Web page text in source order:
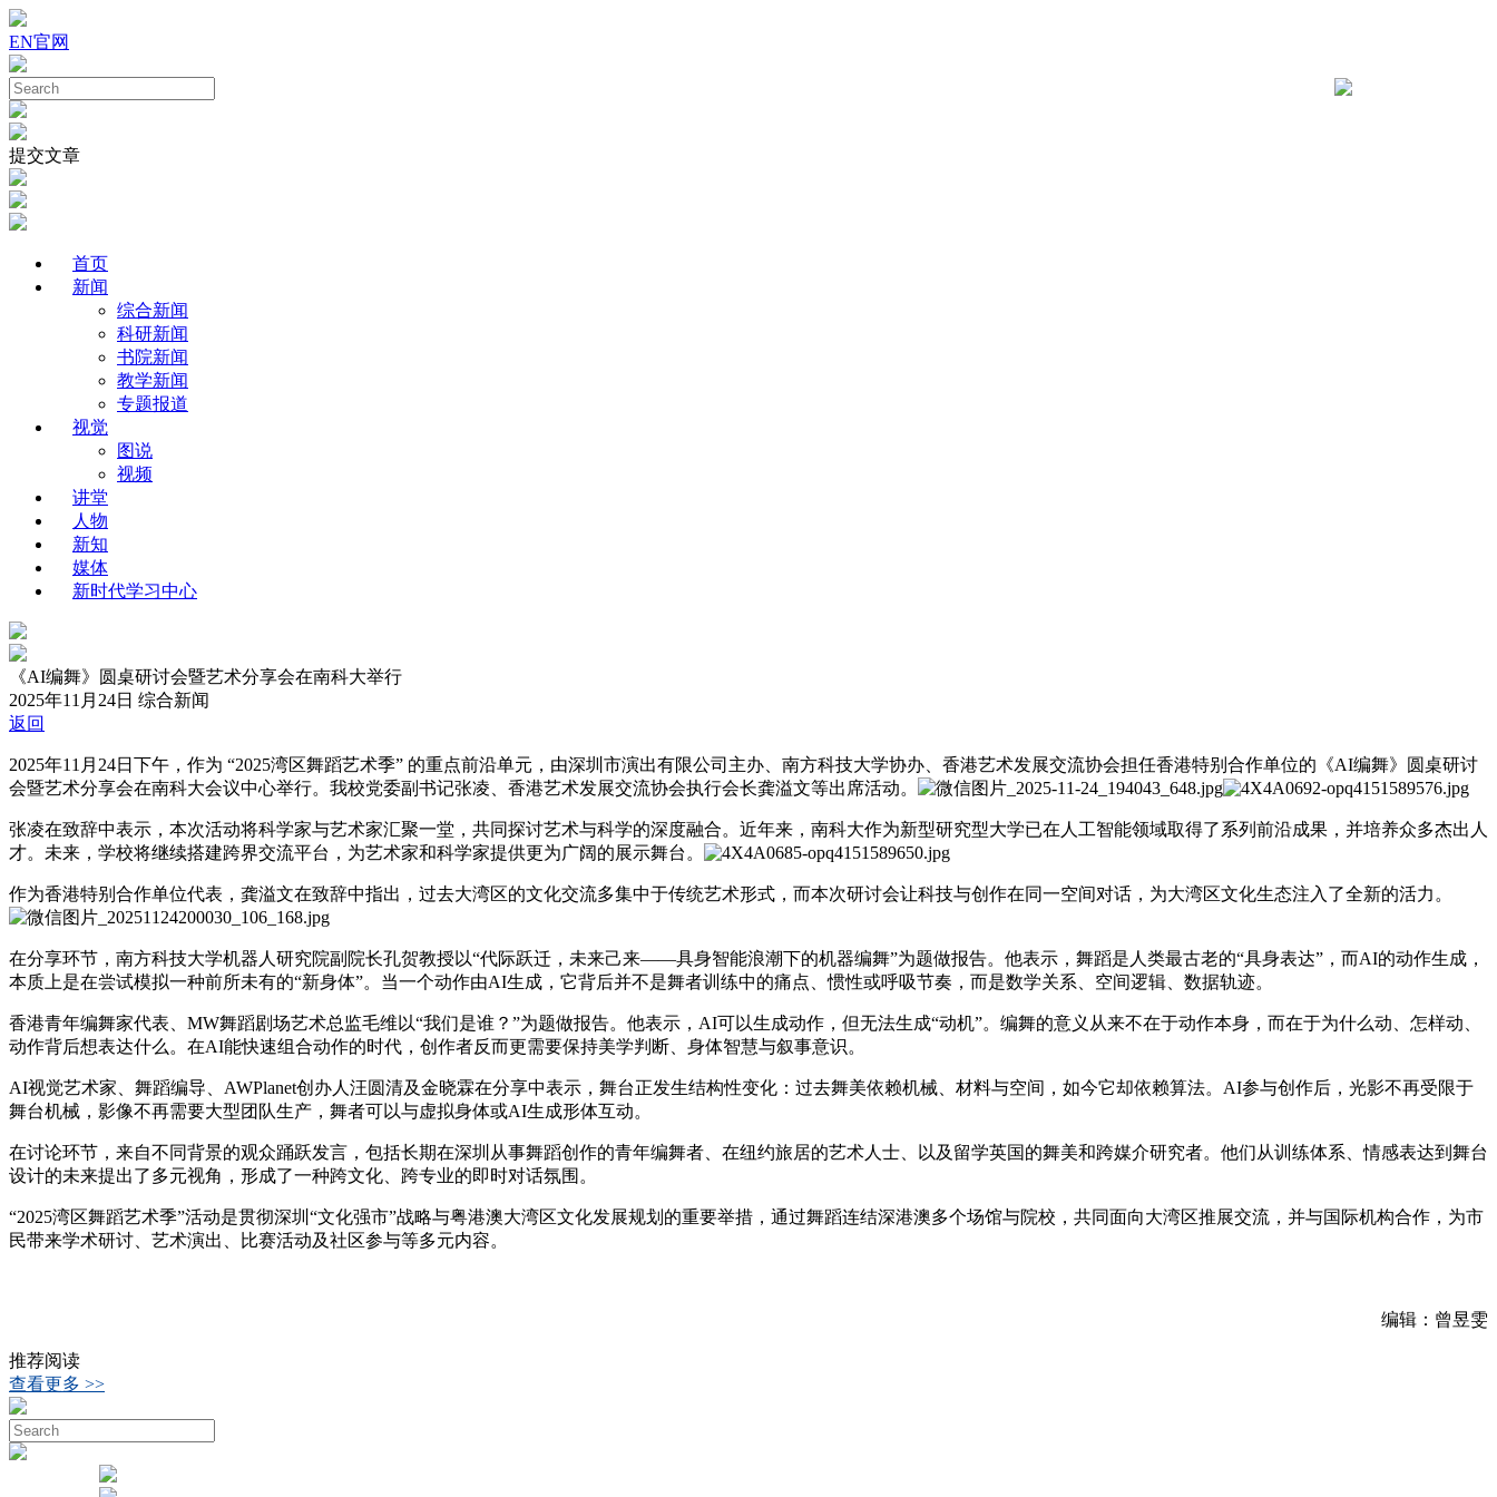
EN官网
提交文章
首页
新闻
综合新闻
科研新闻
书院新闻
教学新闻
专题报道
视觉
图说
视频
讲堂
人物
新知
媒体
新时代学习中心
《AI编舞》圆桌研讨会暨艺术分享会在南科大举行
2025年11月24日 综合新闻
返回
2025年11月24日下午，作为 “2025湾区舞蹈艺术季” 的重点前沿单元，由深圳市演出有限公司主办、南方科技大学协办、香港艺术发展交流协会担任香港特别合作单位的《AI编舞》圆桌研讨
会暨艺术分享会在南科大会议中心举行。我校党委副书记张凌、香港艺术发展交流协会执行会长龚溢文等出席活动。
张凌在致辞中表示，本次活动将科学家与艺术家汇聚一堂，共同探讨艺术与科学的深度融合。近年来，南科大作为新型研究型大学已在人工智能领域取得了系列前沿成果，并培养众多杰出人
才。未来，学校将继续搭建跨界交流平台，为艺术家和科学家提供更为广阔的展示舞台。
作为香港特别合作单位代表，龚溢文在致辞中指出，过去大湾区的文化交流多集中于传统艺术形式，而本次研讨会让科技与创作在同一空间对话，为大湾区文化生态注入了全新的活力。
在分享环节，南方科技大学机器人研究院副院长孔贺教授以“代际跃迁，未来己来——具身智能浪潮下的机器编舞”为题做报告。他表示，舞蹈是人类最古老的“具身表达”，而AI的动作生成，
本质上是在尝试模拟一种前所未有的“新身体”。当一个动作由AI生成，它背后并不是舞者训练中的痛点、惯性或呼吸节奏，而是数学关系、空间逻辑、数据轨迹。
香港青年编舞家代表、MW舞蹈剧场艺术总监毛维以“我们是谁？”为题做报告。他表示，AI可以生成动作，但无法生成“动机”。编舞的意义从来不在于动作本身，而在于为什么动、怎样动、
动作背后想表达什么。在AI能快速组合动作的时代，创作者反而更需要保持美学判断、身体智慧与叙事意识。
AI视觉艺术家、舞蹈编导、AWPlanet创办人汪圆清及金晓霖在分享中表示，舞台正发生结构性变化：过去舞美依赖机械、材料与空间，如今它却依赖算法。AI参与创作后，光影不再受限于
舞台机械，影像不再需要大型团队生产，舞者可以与虚拟身体或AI生成形体互动。
在讨论环节，来自不同背景的观众踊跃发言，包括长期在深圳从事舞蹈创作的青年编舞者、在纽约旅居的艺术人士、以及留学英国的舞美和跨媒介研究者。他们从训练体系、情感表达到舞台
设计的未来提出了多元视角，形成了一种跨文化、跨专业的即时对话氛围。
“2025湾区舞蹈艺术季”活动是贯彻深圳“文化强市”战略与粤港澳大湾区文化发展规划的重要举措，通过舞蹈连结深港澳多个场馆与院校，共同面向大湾区推展交流，并与国际机构合作，为市
民带来学术研讨、艺术演出、比赛活动及社区参与等多元内容。
编辑：曾昱雯
推荐阅读
查看更多 >>